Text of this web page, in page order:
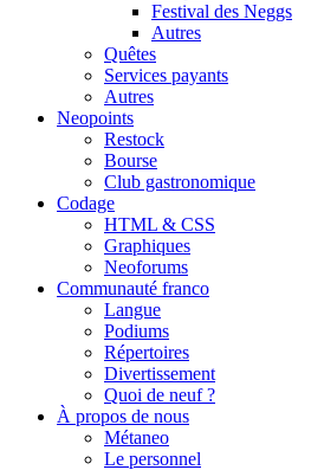
Festival des Neggs
Autres
Quêtes
Services payants
Autres
Neopoints
Restock
Bourse
Club gastronomique
Codage
HTML & CSS
Graphiques
Neoforums
Communauté franco
Langue
Podiums
Répertoires
Divertissement
Quoi de neuf ?
À propos de nous
Métaneo
Le personnel